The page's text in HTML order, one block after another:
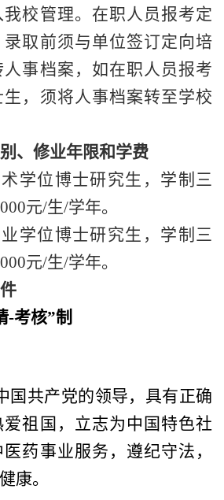
校管理。在职人员报考定
取前须与单位签订定向培
事档案，如在职人员报考
，须将人事档案转至学校
、修业年限和学费
学位博士研究生，学制三
元/生/学年。
学位博士研究生，学制三
元/生/学年。
-考核”制
国共产党的领导，具有正确
祖国，立志为中国特色社
药事业服务，遵纪守法，
康。